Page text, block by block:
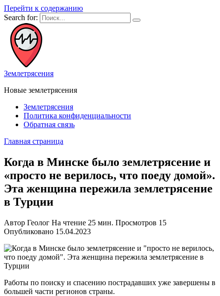
Перейти к содержанию
Search for:
Землетрясения
Новые землетрясения
Землетрясения
Политика конфиденциальности
Обратная связь
Главная страница
Когда в Минске было землетрясение и
«просто не верилось, что поеду домой».
Эта женщина пережила землетрясение
в Турции
Автор Геолог На чтение 25 мин. Просмотров 15
Опубликовано 15.04.2023
Работы по поиску и спасению пострадавших уже завершены в
большей части регионов страны.